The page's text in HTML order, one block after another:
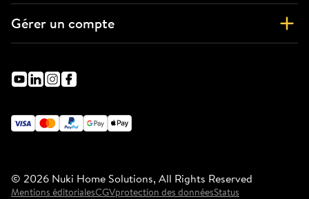
Gérer un compte
© 2026 Nuki Home Solutions, All Rights Reserved
Mentions éditorialesCGVprotection des donnéesStatus